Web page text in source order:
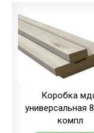
Коробка
универсальная
компл